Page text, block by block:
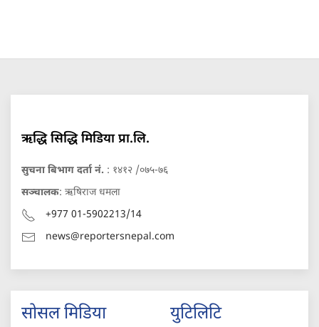
ऋद्धि सिद्धि मिडिया प्रा.लि.
सुचना बिभाग दर्ता नं. : १४१२ /०७५-७६
सञ्चालक: ऋषिराज धमला
+977 01-5902213/14
news@reportersnepal.com
सोसल मिडिया युटिलिटि